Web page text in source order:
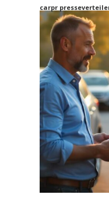
carpr